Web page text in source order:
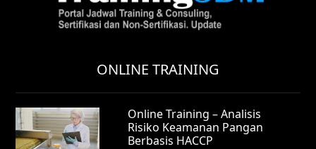
ONLINE TRAINING
Online Training – Analisis
Risiko Keamanan Pangan
Berbasis HACCP